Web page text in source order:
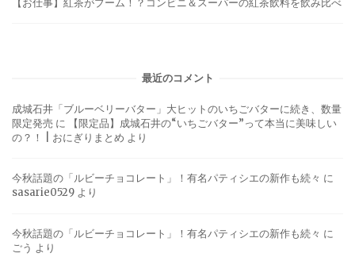
最近のコメント
成城石井「ブルーベリーバター」大ヒットのいちごバターに続き、数量
限定発売 に
【限定品】成城石井の“いちごバター”って本当に美味しい
の？！ | おにぎりまとめ より
今秋話題の「ルビーチョコレート」！有名パティシエの新作も続々 に
sasarie0529 より
今秋話題の「ルビーチョコレート」！有名パティシエの新作も続々 に
ごう より